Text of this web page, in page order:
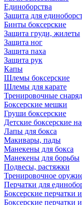
Единоборства
Защита для
Бинты боксерские
Защита груди, жилеты
Защита ног
Защита паха
Защита рук
Капы
Шлемы боксерские
Шлемы для карате
Тренировочные
Боксерские мешки
Груши боксерские
Детские боксерские
Лапы для бокса
Макивары, пады
Манекены для бокса
Манекены для борьбы
Подвесы, растяжки
Тренировочное
Перчатки для
Боксерские перчатки
Боксерские перчатки